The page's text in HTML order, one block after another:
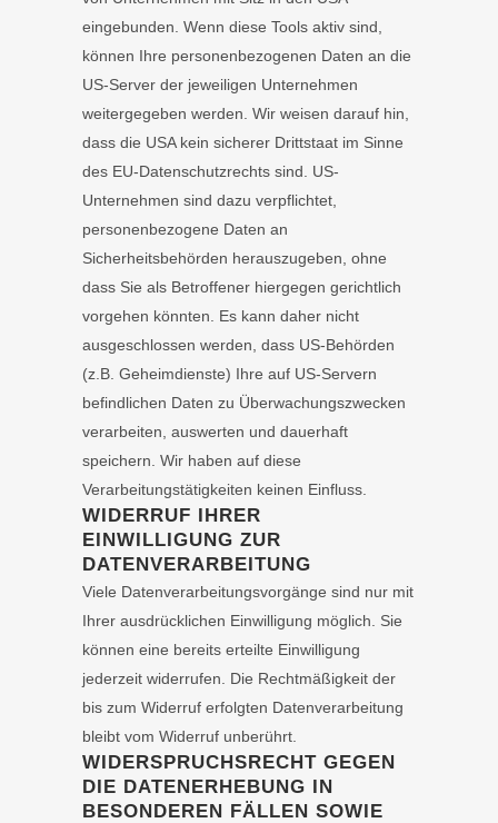
eingebunden. Wenn diese Tools aktiv sind,
können Ihre personenbezogenen Daten an die
US-Server der jeweiligen Unternehmen
weitergegeben werden. Wir weisen darauf hin,
dass die USA kein sicherer Drittstaat im Sinne
des EU-Datenschutzrechts sind. US-
Unternehmen sind dazu verpflichtet,
personenbezogene Daten an
Sicherheitsbehörden herauszugeben, ohne
dass Sie als Betroffener hiergegen gerichtlich
vorgehen könnten. Es kann daher nicht
ausgeschlossen werden, dass US-Behörden
(z.B. Geheimdienste) Ihre auf US-Servern
befindlichen Daten zu Überwachungszwecken
verarbeiten, auswerten und dauerhaft
speichern. Wir haben auf diese
Verarbeitungstätigkeiten keinen Einfluss.
WIDERRUF IHRER
EINWILLIGUNG ZUR
DATENVERARBEITUNG
Viele Datenverarbeitungsvorgänge sind nur mit
Ihrer ausdrücklichen Einwilligung möglich. Sie
können eine bereits erteilte Einwilligung
jederzeit widerrufen. Die Rechtmäßigkeit der
bis zum Widerruf erfolgten Datenverarbeitung
bleibt vom Widerruf unberührt.
WIDERSPRUCHSRECHT GEGEN
DIE DATENERHEBUNG IN
BESONDEREN FÄLLEN SOWIE